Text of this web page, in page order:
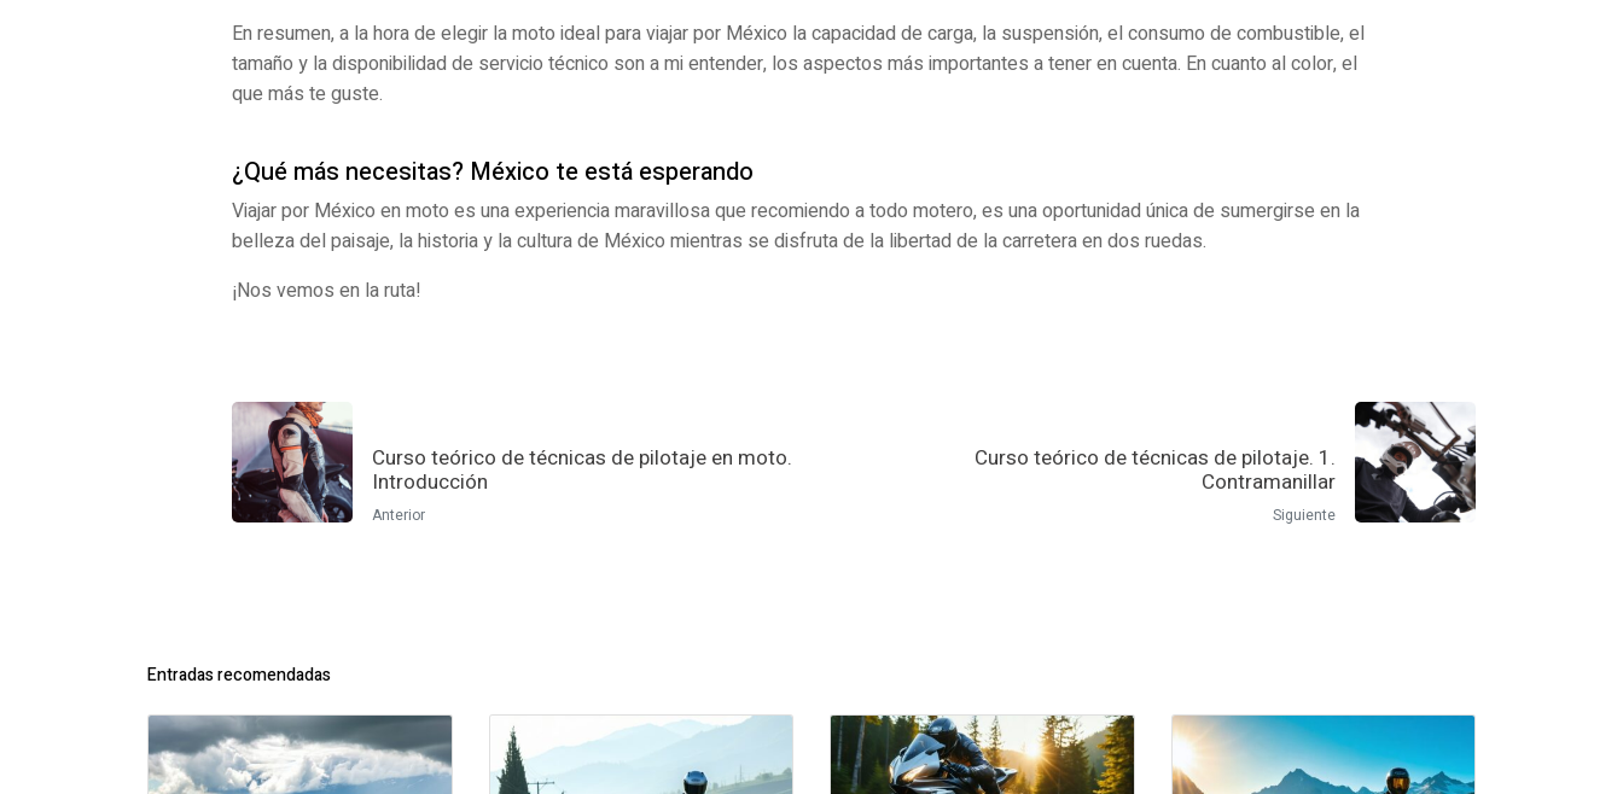
En resumen, a la hora de elegir la moto ideal para viajar por México la capacidad de carga, la suspensión, el consumo de combustible, el
tamaño y la disponibilidad de servicio técnico son a mi entender, los aspectos más importantes a tener en cuenta. En cuanto al color, el
que más te guste.
¿Qué más necesitas? México te está esperando
Viajar por México en moto es una experiencia maravillosa que recomiendo a todo motero, es una oportunidad única de sumergirse en la
belleza del paisaje, la historia y la cultura de México mientras se disfruta de la libertad de la carretera en dos ruedas.
¡Nos vemos en la ruta!
Curso teórico de técnicas de pilotaje en moto.
Introducción
Anterior
Curso teórico de técnicas de pilotaje. 1.
Contramanillar
Siguiente
Entradas recomendadas